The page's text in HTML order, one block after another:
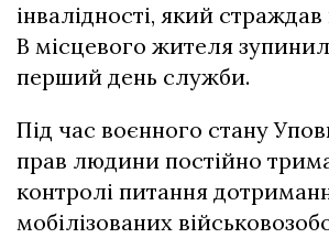
інвалідності, який
В місцевого жителя
перший день служби.
Під час воєнного стану
прав людини постійно
контролі питання
мобілізованих